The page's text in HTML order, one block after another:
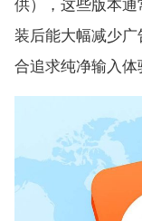
供），这些版本
装后能大幅减少
合追求纯净输入体